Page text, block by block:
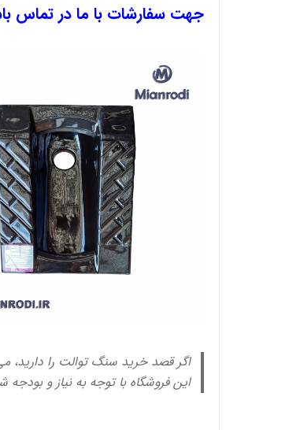
جهت سفارشات با ما در تماس
اگر قصد خرید سنگ توالت را دارید،
این فروشگاه با توجه به نیاز و بودجه